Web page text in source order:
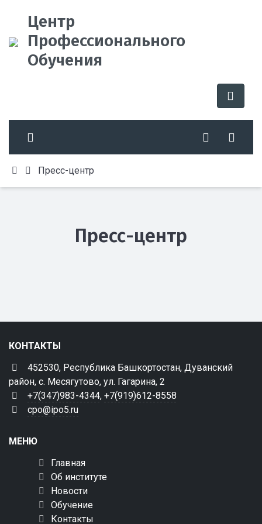
Центр
Профессионального
Обучения
Пресс-центр
Пресс-центр
КОНТАКТЫ
452530, Республика Башкортостан, Дуванский
район, с. Месягутово, ул. Гагарина, 2
+7(347)983-4344, +7(919)612-8558
cpo@ipo5.ru
МЕНЮ
Главная
Об институте
Новости
Обучение
Контакты